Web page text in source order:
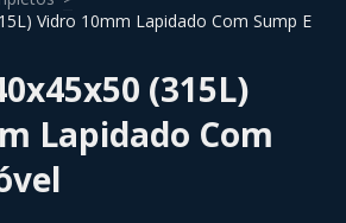
Vidro 10mm Lapidado Com Sump E
(315L)
Lapidado Com